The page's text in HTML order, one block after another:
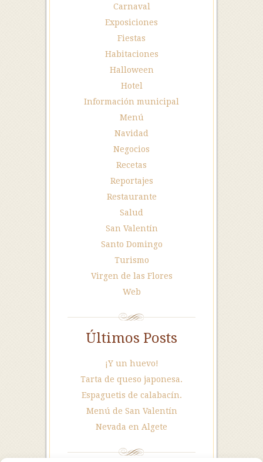
Carnaval
Exposiciones
Fiestas
Habitaciones
Halloween
Hotel
Información municipal
Menú
Navidad
Negocios
Recetas
Reportajes
Restaurante
Salud
San Valentín
Santo Domingo
Turismo
Virgen de las Flores
Web
Últimos Posts
¡Y un huevo!
Tarta de queso japonesa.
Espaguetis de calabacín.
Menú de San Valentín
Nevada en Algete